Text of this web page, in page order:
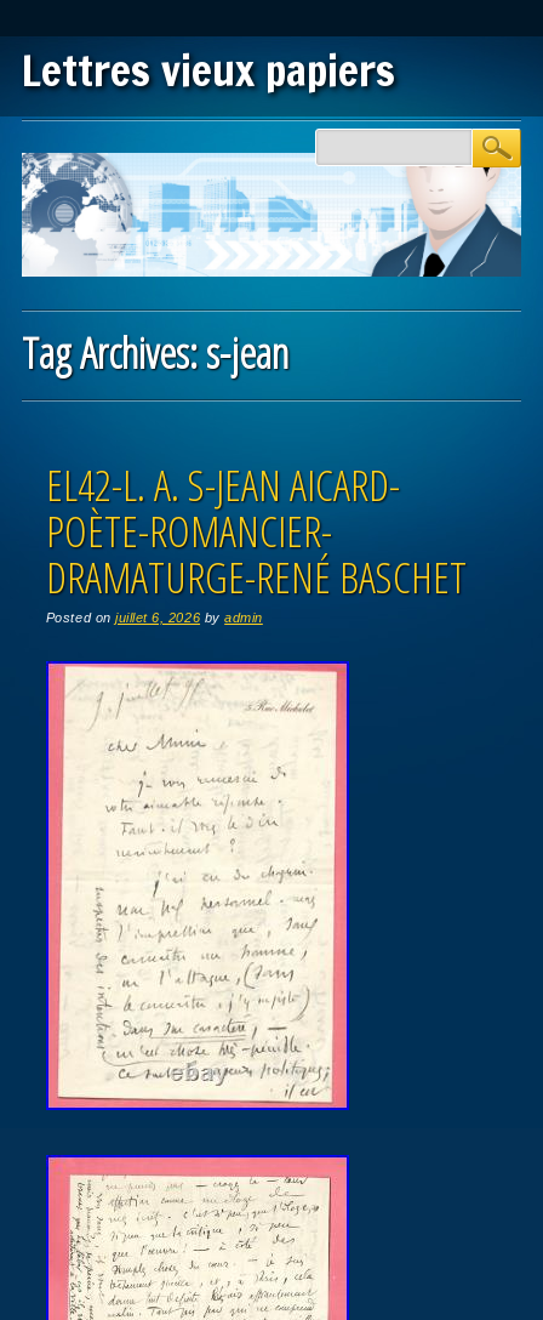
Lettres vieux papiers
Main menu
Tag Archives:s-jean
EL42-L. A. S-JEAN AICARD-
POÈTE-ROMANCIER-
DRAMATURGE-RENÉ BASCHET
Posted onjuillet 6, 2026 byadmin